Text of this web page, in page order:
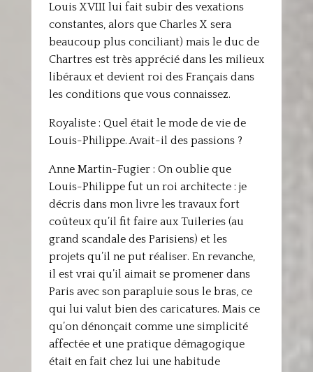
Louis XVIII lui fait subir des vexations
constantes, alors que Charles X sera
beaucoup plus conciliant) mais le duc de
Chartres est très apprécié dans les milieux
libéraux et devient roi des Français dans
les conditions que vous connaissez.
Royaliste : Quel était le mode de vie de
Louis-Philippe. Avait-il des passions ?
Anne Martin-Fugier : On oublie que
Louis-Philippe fut un roi architecte : je
décris dans mon livre les travaux fort
coûteux qu’il fit faire aux Tuileries (au
grand scandale des Parisiens) et les
projets qu’il ne put réaliser. En revanche,
il est vrai qu’il aimait se promener dans
Paris avec son parapluie sous le bras, ce
qui lui valut bien des caricatures. Mais ce
qu’on dénonçait comme une simplicité
affectée et une pratique démagogique
était en fait chez lui une habitude